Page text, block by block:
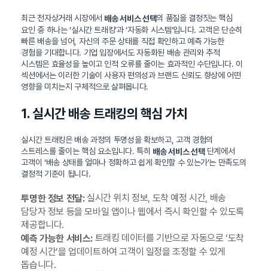
최근 전자상거래 시장에서 배송 서비스 선택의 품질을 결정짓는 핵심
요인 중 하나는 ‘실시간 트래킹’과 ‘자동화 시스템’입니다. 고객은 단순히
빠른 배송을 넘어, 자신의 주문 상태를 직접 확인하고 예측 가능한
경험을 기대합니다. 기업 입장에서도 자동화된 배송 관리와 추적
시스템은 효율성을 높이고 인적 오류를 줄이는 효과적인 수단입니다. 이
섹션에서는 이러한 기술이 사용자 편의성과 브랜드 신뢰도 향상에 어떤
영향을 미치는지 구체적으로 살펴봅니다.
1. 실시간 배송 트래킹의 핵심 가치
실시간 트래킹은 배송 과정의 투명성을 확보하고, 고객 경험의
스트레스를 줄이는 핵심 요소입니다. 특히 배송 서비스 선택단계에서
고객이 ‘배송 상태를 얼마나 정확하고 쉽게 확인할 수 있는가’는 만족도의
결정적 기준이 됩니다.
투명한 정보 전달:실시간 위치 정보, 도착 예정 시간, 배송
담당자 정보 등을 모바일 앱이나 웹에서 즉시 확인할 수 있도록
제공합니다.
예측 가능한 서비스:트래킹 데이터를 기반으로 자동으로 ‘도착
예정 시간’을 업데이트하여 고객이 일정을 조정할 수 있게
돕습니다.